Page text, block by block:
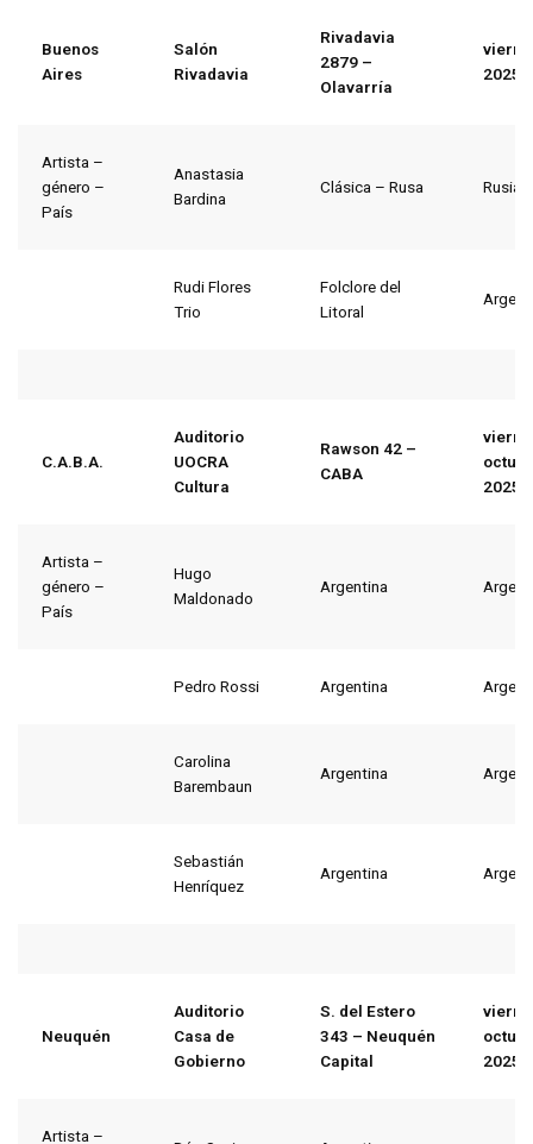
Buenos
Aires
Salón
Rivadavia
Rivadavia
2879 –
Olavarría
2025
Artista –
género –
País
Anastasia
Bardina
Clásica – Rusa Rusia
Rudi Flores
Trio
Folclore del
Litoral
C.A.B.A.
Auditorio
UOCRA
Cultura
Rawson 42 –
CABA
2025
Artista –
género –
País
Hugo
Maldonado
Argentina
Pedro Rossi Argentina
Carolina
Barembaun
Argentina
Sebastián
Henríquez
Argentina
Neuquén
Auditorio
Casa de
Gobierno
S. del Estero
343 – Neuquén
Capital
2025
Artista –